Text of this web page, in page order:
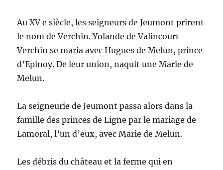
Au XV e siècle, les seigneurs de Jeumont prirent
le nom de Verchin. Yolande de Valincourt
Verchin se maria avec Hugues de Melun, prince
d’Epinoy. De leur union, naquit une Marie de
Melun.
La seigneurie de Jeumont passa alors dans la
famille des princes de Ligne par le mariage de
Lamoral, l’un d’eux, avec Marie de Melun.
Les débris du château et la ferme qui en